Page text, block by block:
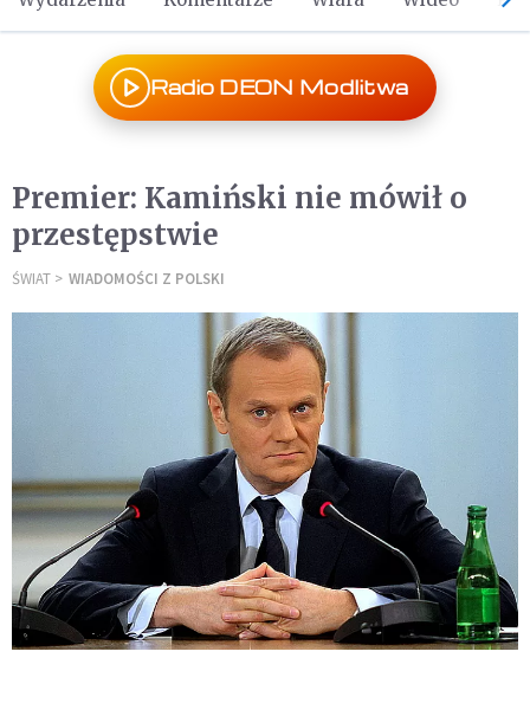
Radio DEON Modlitwa
Premier: Kamiński nie mówił o
przestępstwie
ŚWIAT WIADOMOŚCI Z POLSKI